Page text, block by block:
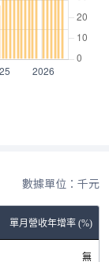
數據單位：千元
單月營收年增率 (%)
無